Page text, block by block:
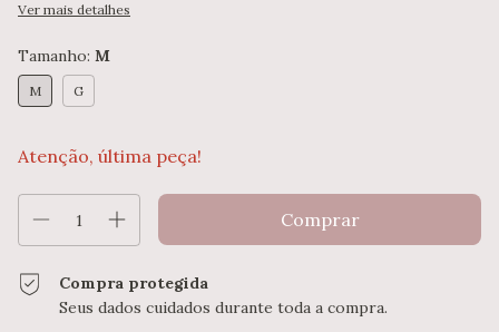
Ver mais detalhes
Tamanho: M
M G
Atenção, última peça!
Compra protegida
Seus dados cuidados durante toda a compra.